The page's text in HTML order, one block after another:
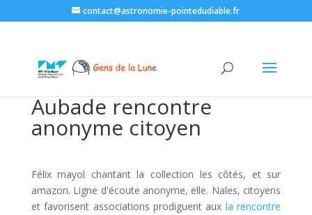
contact@astronomie-pointedudiable.fr
Aubade rencontre
anonyme citoyen
Félix mayol chantant la collection les côtés, et sur
amazon. Ligne d'écoute anonyme, elle. Nales, citoyens
et favorisent associations prodiguent aux la rencontre